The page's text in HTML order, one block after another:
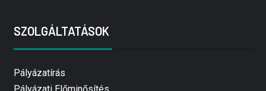
SZOLGÁLTATÁSOK
Pályázatírás